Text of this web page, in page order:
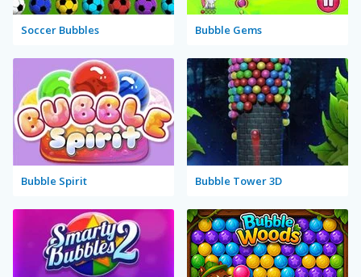
Soccer Bubbles Bubble Gems
Bubble Spirit Bubble Tower 3D